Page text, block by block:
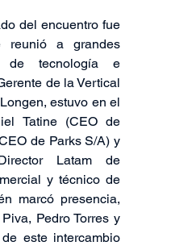
del encuentro fue
reunió a grandes
de tecnología e
de la Vertical
estuvo en el
Tatine (CEO de
de Parks S/A) y
Latam de
y técnico de
marcó presencia,
Pedro Torres y
este intercambio